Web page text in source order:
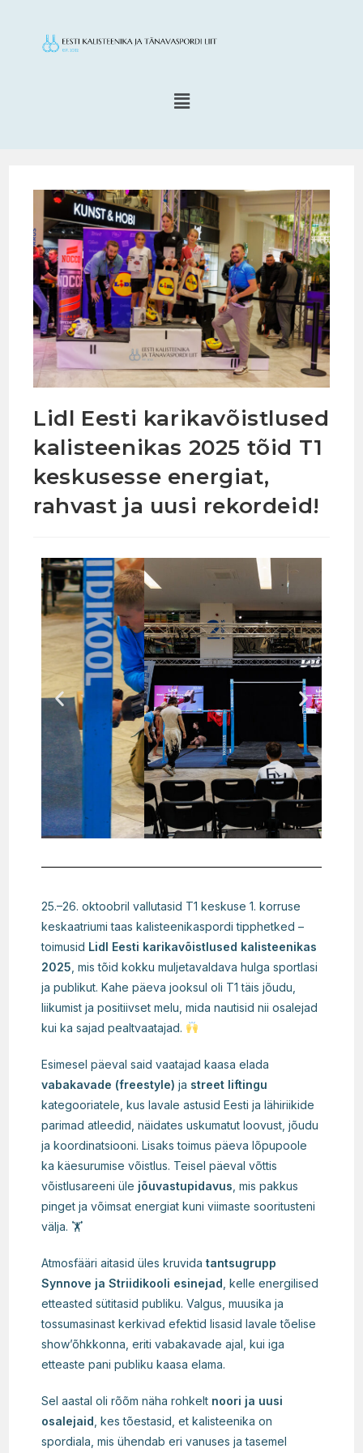
Lidl Eesti karikavõistlused
kalisteenikas 2025 tõid T1
keskusesse energiat,
rahvast ja uusi rekordeid!
25.–26. oktoobril vallutasid T1 keskuse 1. korruse
keskaatriumi taas kalisteenikaspordi tipphetked –
toimusid Lidl Eesti karikavõistlused kalisteenikas
2025 , mis tõid kokku muljetavaldava hulga sportlasi
ja publikut. Kahe päeva jooksul oli T1 täis jõudu,
liikumist ja positiivset melu, mida nautisid nii osalejad
kui ka sajad pealtvaatajad.
Esimesel päeval said vaatajad kaasa elada
vabakavade (freestyle) ja street liftingu
kategooriatele, kus lavale astusid Eesti ja lähiriikide
parimad atleedid, näidates uskumatut loovust, jõudu
ja koordinatsiooni. Lisaks toimus päeva lõpupoole
ka käesurumise võistlus. Teisel päeval võttis
võistlusareeni üle jõuvastupidavus , mis pakkus
pinget ja võimsat energiat kuni viimaste sooritusteni
välja. 🏋️
Atmosfääri aitasid üles kruvidatantsugrupp
Synnove ja Striidikooli esinejad , kelle energilised
etteasted sütitasid publiku. Valgus, muusika ja
tossumasinast kerkivad efektid lisasid lavale tõelise
show’õhkkonna, eriti vabakavade ajal, kui iga
etteaste pani publiku kaasa elama.
Sel aastal oli rõõm näha rohkelt noori ja uusi
osalejaid , kes tõestasid, et kalisteenika on
spordiala, mis ühendab eri vanuses ja tasemel